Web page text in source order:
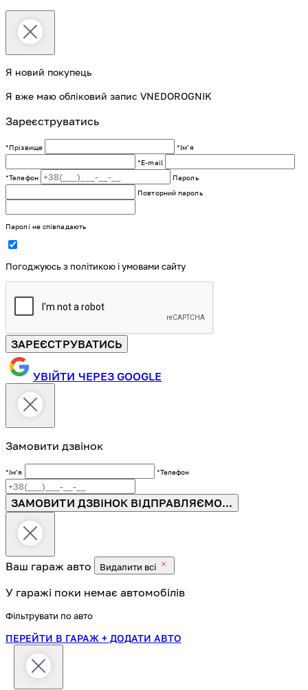
Я новий покупець
Я вже маю обліковий запис VNEDOROGNIK
Зареєструватись
*Прізвище
*Імʼя
*E-mail
*Телефон
Пароль
Повторний пароль
Паролі не співпадають
Погоджуюсь з політикою і умовами сайту
ЗАРЕЄСТРУВАТИСЬ
УВІЙТИ ЧЕРЕЗ GOOGLE
Замовити дзвінок
*Імʼя *Телефон
ЗАМОВИТИ ДЗВІНОК ВІДПРАВЛЯЄМО...
Ваш гараж авто Видалити всі
У гаражі поки немає автомобілів
Фільтрувати по авто
ПЕРЕЙТИ В ГАРАЖ + ДОДАТИ АВТО